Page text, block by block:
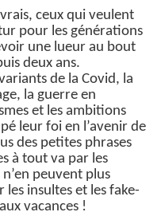
ceux qui veulent
pour les générations
une lueur au bout
deux ans.
de la Covid, la
la guerre en
et les ambitions
leur foi en l’avenir de
des petites phrases
à tout va par les
peuvent plus
les insultes et les fake-
vacances !